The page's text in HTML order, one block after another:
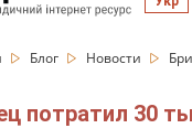
Блог Новости
потратил 30